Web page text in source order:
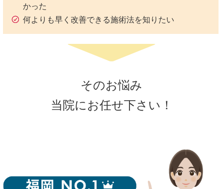
かった
何よりも早く改善できる施術法を知りたい
そのお悩み
当院にお任せ下さい！